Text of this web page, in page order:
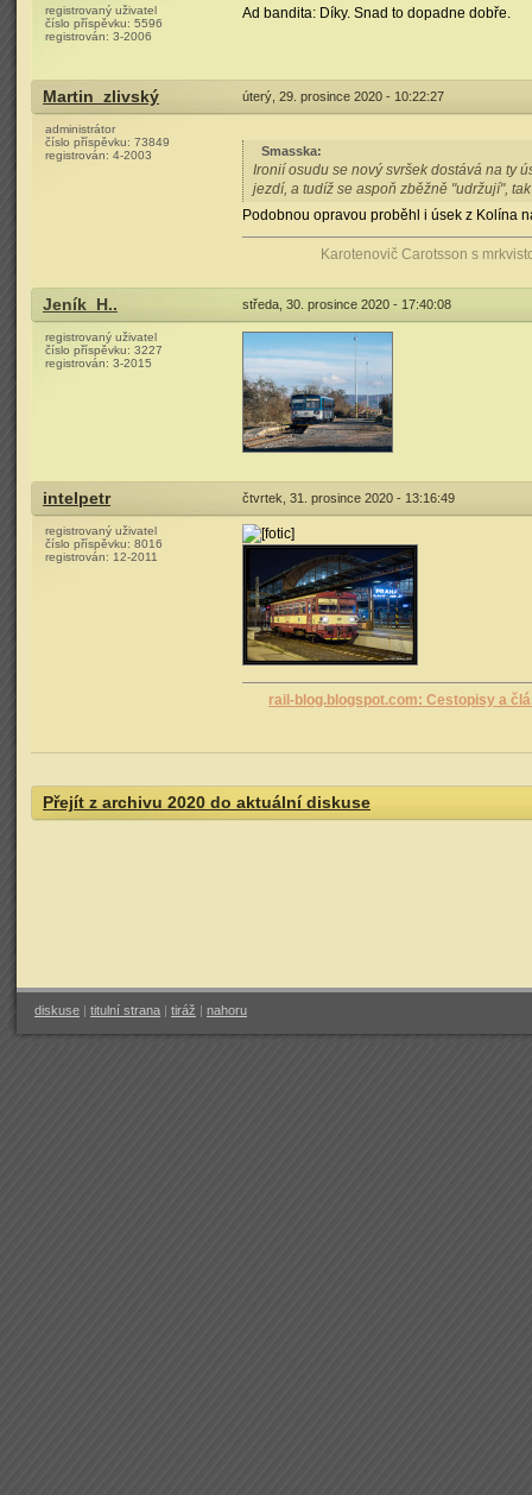
registrovaný uživatel
číslo příspěvku: 5596
registrován: 3-2006
Ad bandita: Díky. Snad to dopadne dobře.
Martin_zlivský úterý, 29. prosince 2020 - 10:22:27
administrátor
číslo příspěvku: 73849
registrován: 4-2003 Smasska:
Ironií osudu se nový svršek dostává na ty
jezdí, a tudíž se aspoň zběžně "udržují",
Podobnou opravou proběhl i úsek z Kolína
Karotenovič Carotsson s
Jeník_H.. středa, 30. prosince 2020 - 17:40:08
registrovaný uživatel
číslo příspěvku: 3227
registrován: 3-2015
intelpetr čtvrtek, 31. prosince 2020 - 13:16:49
registrovaný uživatel
číslo příspěvku: 8016
registrován: 12-2011
rail-blog.blogspot.com: Cestopisy a
Přejít z archivu 2020 do aktuální diskuse
diskuse | titulní strana | tiráž | nahoru